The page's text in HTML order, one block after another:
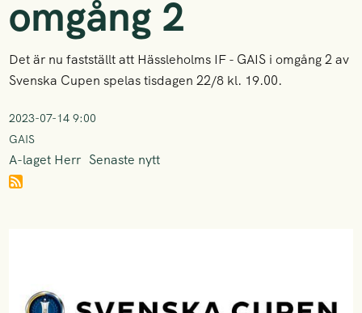
omgång 2
Det är nu fastställt att Hässleholms IF - GAIS i omgång 2 av
Svenska Cupen spelas tisdagen 22/8 kl. 19.00.
2023-07-14 9:00
GAIS
A-laget Herr Senaste nytt